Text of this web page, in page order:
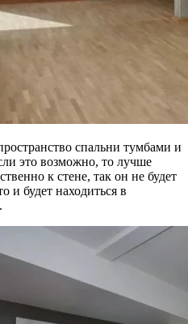
спальни тумбами и
это возможно, то лучше
к стене, так он не будет
и будет находиться в